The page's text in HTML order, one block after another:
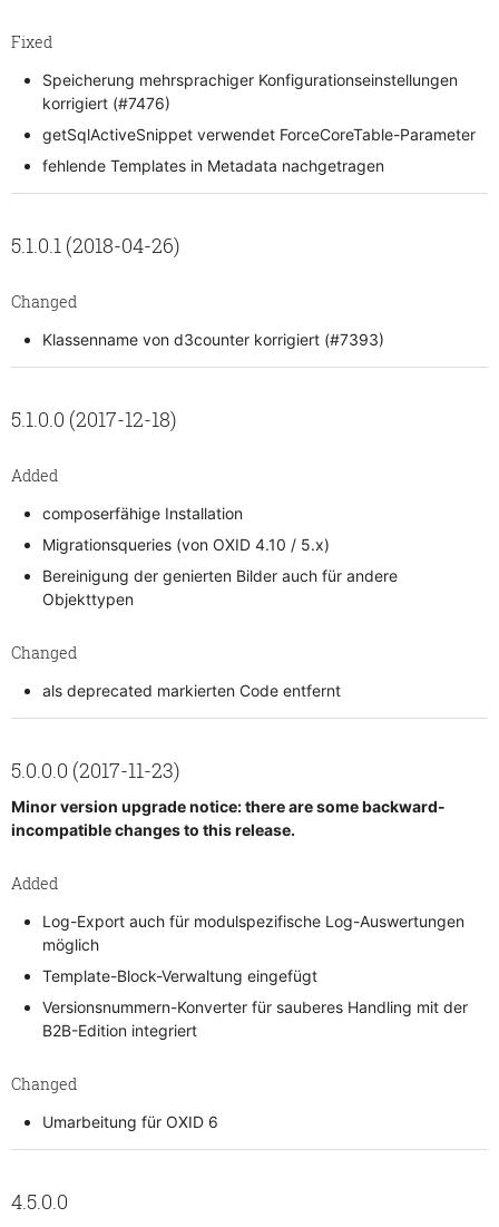
Fixed
Speicherung mehrsprachiger Konfigurationseinstellungen
korrigiert (#7476)
getSqlActiveSnippet verwendet ForceCoreTable-Parameter
fehlende Templates in Metadata nachgetragen
5.1.0.1 (2018-04-26)
Changed
Klassenname von d3counter korrigiert (#7393)
5.1.0.0 (2017-12-18)
Added
composerfähige Installation
Migrationsqueries (von OXID 4.10 / 5.x)
Bereinigung der genierten Bilder auch für andere
Objekttypen
Changed
als deprecated markierten Code entfernt
5.0.0.0 (2017-11-23)
Minor version upgrade notice: there are some backward-
incompatible changes to this release.
Added
Log-Export auch für modulspezifische Log-Auswertungen
möglich
Template-Block-Verwaltung eingefügt
Versionsnummern-Konverter für sauberes Handling mit der
B2B-Edition integriert
Changed
Umarbeitung für OXID 6
4.5.0.0